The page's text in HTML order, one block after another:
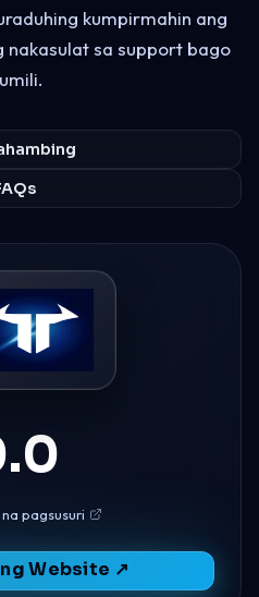
kumpirmahin ang
nakasulat sa support bago
pagsusuri
Website ↗